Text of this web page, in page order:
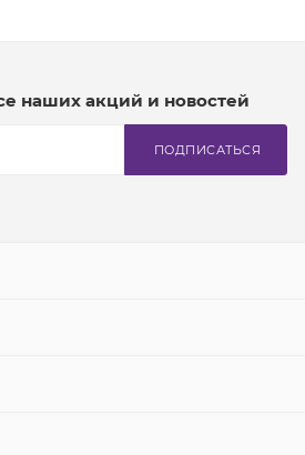
наших акций и новостей
ПОДПИСАТЬСЯ